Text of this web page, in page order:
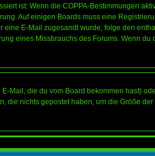
ist: Wenn die COPPA-Bestimmungen
Auf einigen Boards muss eine
E-Mail zugesandt wurde, folge den
eines Missbrauchs des Forums. Wenn
die du vom Board bekommen hast)
die nichts gepostet haben, um die Größe